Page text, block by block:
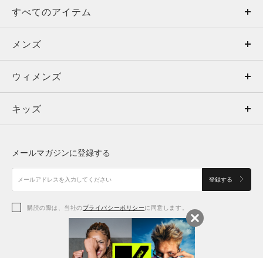
すべてのアイテム
メンズ
ウィメンズ
キッズ
アクセサリー
メンズ
トップス
ボトムス
アクセサリー
ウィメンズ
トップス
シューズ
アクセサリー
キッズ
シューズ
メールマガジンに登録する
登録する
購読の際は、当社のプライバシーポリシーに同意します。